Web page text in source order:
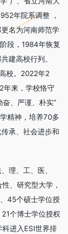
年院系调整 ，
名为河南师范学
段，1984年恢复
建高校行列。
校。2022年2
年来，学校恪守
、严谨、朴实”
精神，培养70多
承、社会进步和
理、工、医、
、研究型大学，
45个硕士学位授
个博士学位授权
进入ESI世界排